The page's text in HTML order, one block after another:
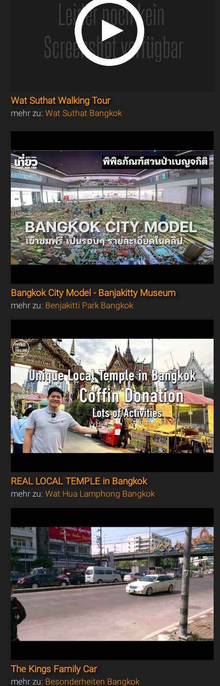
Wat Suthat Walking Tour
mehr zu:Wat Suthat Bangkok
Bangkok City Model - Banjakitty Museum
mehr zu: Benjakitti Park Bangkok
REAL LOCAL TEMPLE in Bangkok
mehr zu:Wat Hua Lamphong Bangkok
The Kings Family Car
mehr zu: Besonderheiten Bangkok